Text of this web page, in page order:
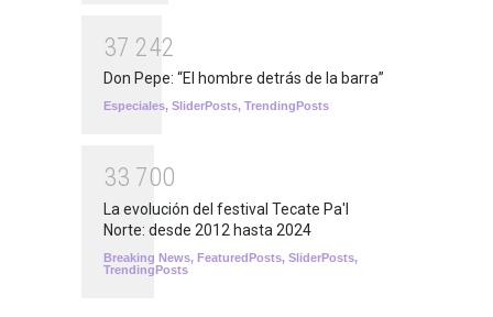
37 242
Don Pepe: “El hombre detrás de la barra”
Especiales, SliderPosts, TrendingPosts
33 700
La evolución del festival Tecate Pa'l
Norte: desde 2012 hasta 2024
Breaking News, FeaturedPosts, SliderPosts,
TrendingPosts